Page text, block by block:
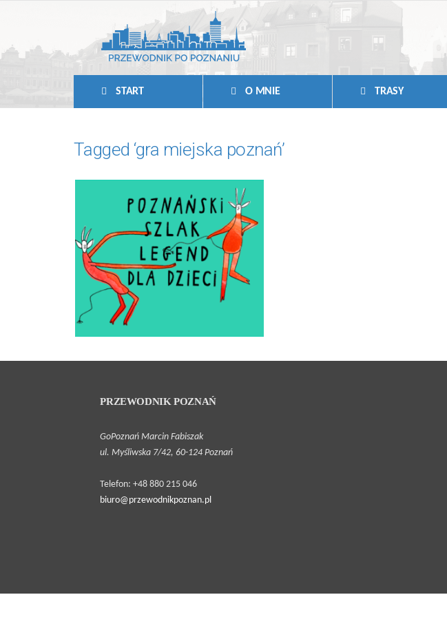
START O MNIE TRASY
Tagged ‘gra miejska poznań’
2018-09-07 •
Koziołki,
rury i
czarcie
Dzieci
PRZEWODNIK POZNAŃ
GoPoznań Marcin Fabiszak
ul. Myśliwska 7/42, 60-124 Poznań
Telefon: +48 880 215 046
biuro@przewodnikpoznan.pl